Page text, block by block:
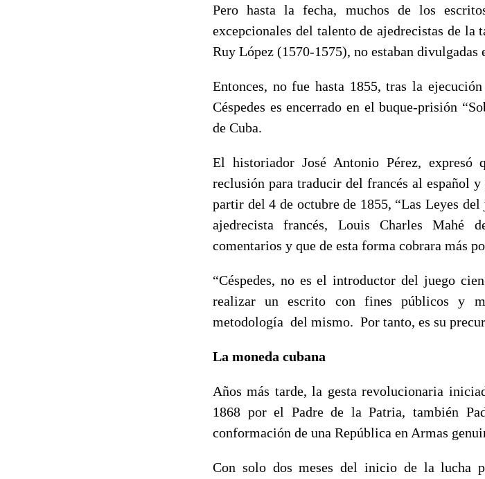
Pero hasta la fecha, muchos de los
excepcionales del talento de ajedrecistas de
Ruy López (1570-1575), no estaban divulgadas
Entonces, no fue hasta 1855, tras la
Céspedes es encerrado en el buque-prisión
de Cuba.
El historiador José Antonio Pérez, expresó
reclusión para traducir del francés al español
partir del 4 de octubre de 1855, “Las Leyes
ajedrecista francés, Louis Charles Mahé
comentarios y que de esta forma cobrara más
“Céspedes, no es el introductor del juego
realizar un escrito con fines públicos y
metodología del mismo. Por tanto, es su
La moneda cubana
Años más tarde, la gesta revolucionaria
1868 por el Padre de la Patria, también
conformación de una República en Armas
Con solo dos meses del inicio de la lucha